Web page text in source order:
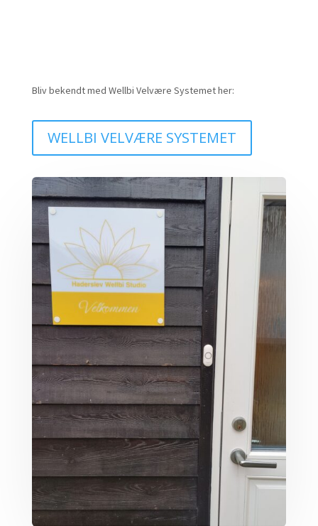
Bliv bekendt med Wellbi Velvære Systemet her:
WELLBI VELVÆRE SYSTEMET